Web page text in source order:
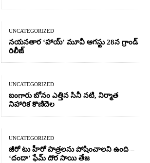
UNCATEGORIZED
నయనతార ‘హాయ్’ మూవీ ఆగస్టు 28న గ్రాండ్
రిలీజ్
UNCATEGORIZED
బంగారు బోనం ఎత్తిన సినీ నటి, నిర్మాత
నిహారిక కొణిదెల
UNCATEGORIZED
జీరో టు హీరో పాత్రలను పోషించాలని ఉంది –
‘దందా’ ఫేమ్ దొర సాయి తేజ